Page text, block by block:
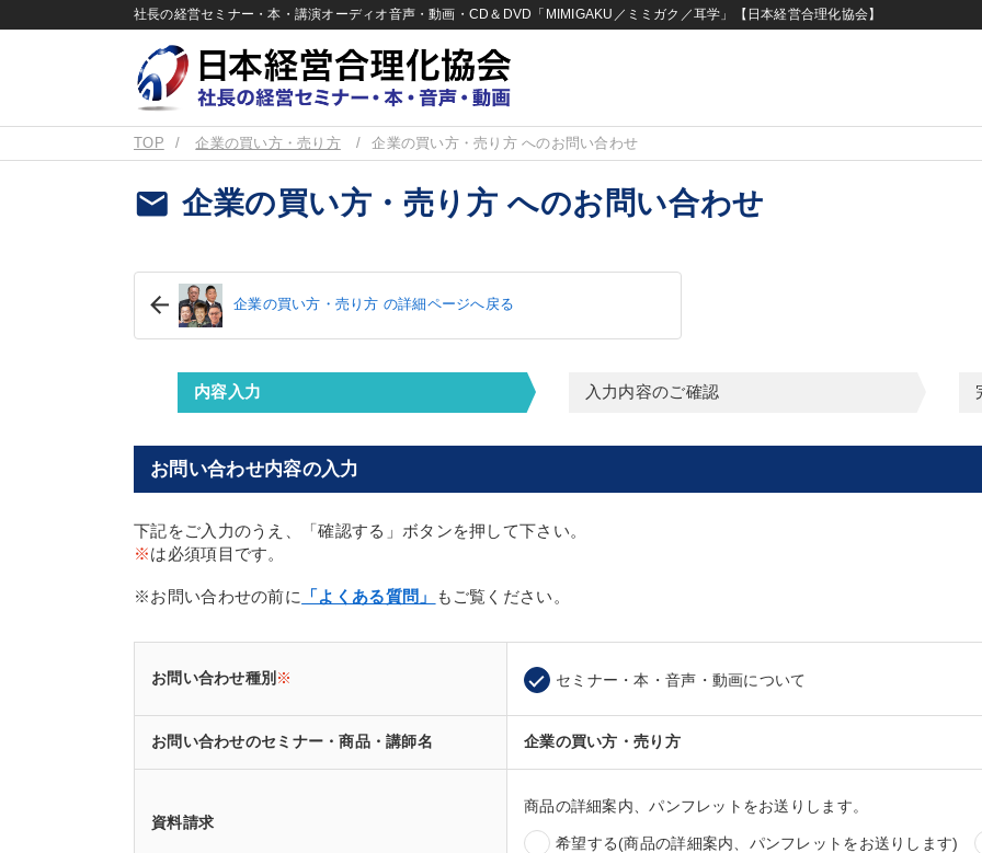
社長の経営セミナー・本・講演オーディオ音声・動画・CD＆DVD「MIMIGAKU／ミミガク／耳学」【日本経営合理化協会】
TOP 企業の買い方・売り方 企業の買い方・売り方 へのお問い合わせ
email 企業の買い方・売り方 へのお問い合わせ
企業の買い方・売り方 の詳細ページへ戻る
内容入力 入力内容のご確認
お問い合わせ内容の入力
下記をご入力のうえ、「確認する」ボタンを押して下さい。
※は必須項目です。
※お問い合わせの前に 「よくある質問」 もご覧ください。
お問い合わせ種別 ※ セミナー・本・音声・動画について
お問い合わせのセミナー・商品・講師名 企業の買い方・売り方
資料請求
商品の詳細案内、パンフレットをお送りします。
希望する(商品の詳細案内、パンフレットをお送りします)